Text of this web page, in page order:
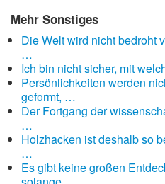
Mehr Sonstiges
Die Welt wird nicht bedroht
…
Ich bin nicht sicher, mit
Persönlichkeiten werden
geformt, …
Der Fortgang der
…
Holzhacken ist deshalb so
…
Es gibt keine großen